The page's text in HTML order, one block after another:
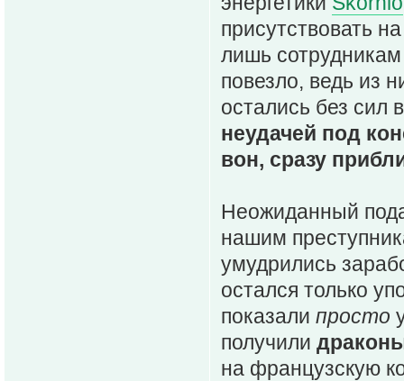
присутствовать
лишь
повезло, ведь из
остались без сил
неудачей под
вон, сразу
Неожиданный
нашим
умудрились
остался только
показали просто
получили
на французскую